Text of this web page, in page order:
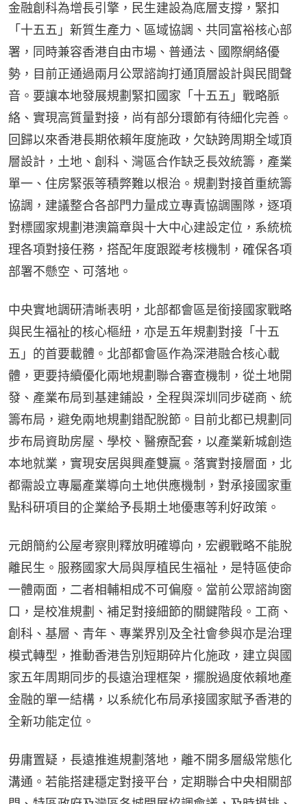
金融創科為增長引擎，民生建設為底層支撐，緊扣
「十五五」新質生產力、區域協調、共同富裕核心部
署，同時兼容香港自由市場、普通法、國際網絡優
勢，目前正通過兩月公眾諮詢打通頂層設計與民間聲
音。要讓本地發展規劃緊扣國家「十五五」戰略脈
絡、實現高質量對接，尚有部分環節有待細化完善。
回歸以來香港長期依賴年度施政，欠缺跨周期全域頂
層設計，土地、創科、灣區合作缺乏長效統籌，產業
單一、住房緊張等積弊難以根治。規劃對接首重統籌
協調，建議整合各部門力量成立專責協調團隊，逐項
對標國家規劃港澳篇章與十大中心建設定位，系統梳
理各項對接任務，搭配年度跟蹤考核機制，確保各項
部署不懸空、可落地。
中央實地調研清晰表明，北部都會區是銜接國家戰略
與民生福祉的核心樞紐，亦是五年規劃對接「十五
五」的首要載體。北部都會區作為深港融合核心載
體，更要持續優化兩地規劃聯合審查機制，從土地開
發、產業布局到基建鋪設，全程與深圳同步磋商、統
籌布局，避免兩地規劃錯配脫節。目前北都已規劃同
步布局資助房屋、學校、醫療配套，以產業新城創造
本地就業，實現安居與興產雙贏。落實對接層面，北
都需設立專屬產業導向土地供應機制，對承接國家重
點科研項目的企業給予長期土地優惠等利好政策。
元朗簡約公屋考察則釋放明確導向，宏觀戰略不能脫
離民生。服務國家大局與厚植民生福祉，是特區使命
一體兩面，二者相輔相成不可偏廢。當前公眾諮詢窗
口，是校准規劃、補足對接細節的關鍵階段。工商、
創科、基層、青年、專業界別及全社會參與亦是治理
模式轉型，推動香港告別短期碎片化施政，建立與國
家五年周期同步的長遠治理框架，擺脫過度依賴地產
金融的單一結構，以系統化布局承接國家賦予香港的
全新功能定位。
毋庸置疑，長遠推進規劃落地，離不開多層級常態化
溝通。若能搭建穩定對接平台，定期聯合中央相關部